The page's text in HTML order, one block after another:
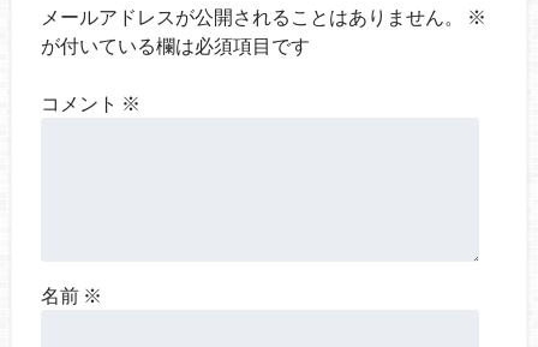
メールアドレスが公開されることはありません。
※
が付いている欄は必須項目です
コメント ※
名前 ※